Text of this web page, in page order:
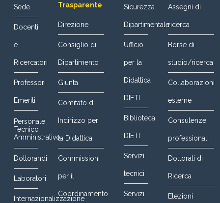
Sede.
Docenti
e
Ricercatori
Professori
Emeriti
Personale
Tecnico
Amministrativo
Dottorandi
Laboratori
Internazionalizzazione
Trasparente
Direzione
Consiglio di
Dipartimento
Giunta
Comitato di
Indirizzo per
la Didattica
Commissioni
per il
Coordinamento
Sicurezza
Dipartimentale
Ufficio
per la
Didattica
DIETI
Biblioteca
DIETI
Servizi
tecnici
Servizi
Assegni di
ricerca
Borse di
studio/ricerca
Collaborazioni
esterne
Consulenze
professionali
Dottorati di
Ricerca
Elezioni